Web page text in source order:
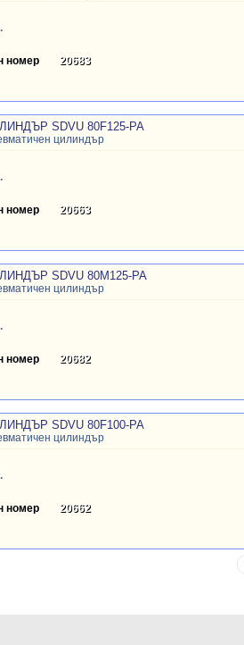
номер 20683
SDVU 80F125-PA
цилиндър
номер 20663
SDVU 80M125-PA
цилиндър
номер 20682
SDVU 80F100-PA
цилиндър
номер 20662